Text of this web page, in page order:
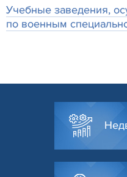
Учебные заведения,
по военным